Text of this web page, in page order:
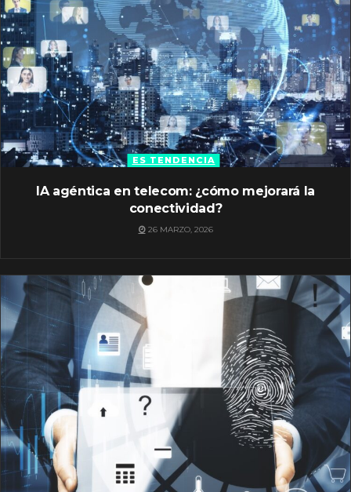
ES TENDENCIA
IA agéntica en telecom: ¿cómo mejorará la
conectividad?
26 MARZO, 2026